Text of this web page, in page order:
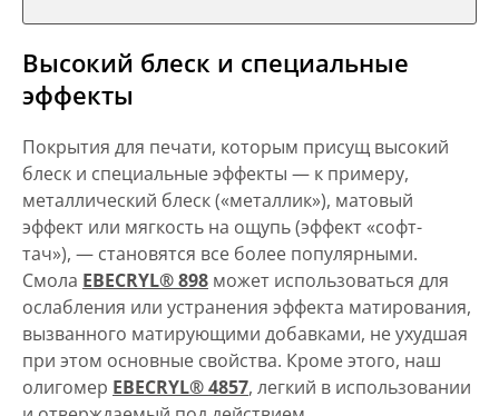
Высокий блеск и специальные
эффекты
Покрытия для печати, которым присущ высокий
блеск и специальные эффекты — к примеру,
металлический блеск («металлик»), матовый
эффект или мягкость на ощупь (эффект «софт-
тач»), — становятся все более популярными.
Смола EBECRYL®898 может использоваться для
ослабления или устранения эффекта матирования,
вызванного матирующими добавками, не ухудшая
при этом основные свойства. Кроме этого, наш
олигомер EBECRYL® 4857, легкий в использовании